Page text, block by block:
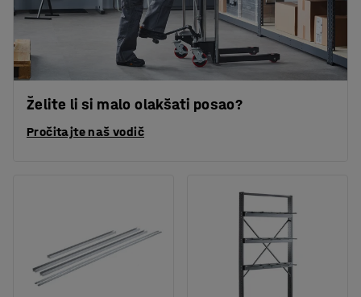
Želite li si malo olakšati posao?
Pročitajte naš vodič